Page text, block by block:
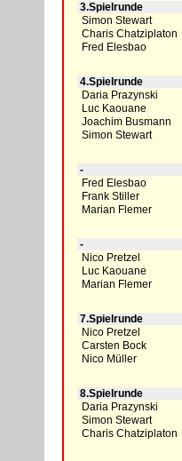
3.Spielrunde
Simon Stewart
Charis Chatziplaton
Fred Elesbao
4.Spielrunde
Daria Prazynski
Luc Kaouane
Joachim Busmann
Simon Stewart
-
Fred Elesbao
Frank Stiller
Marian Flemer
-
Nico Pretzel
Luc Kaouane
Marian Flemer
7.Spielrunde
Nico Pretzel
Carsten Bock
Nico Müller
8.Spielrunde
Daria Prazynski
Simon Stewart
Charis Chatziplaton